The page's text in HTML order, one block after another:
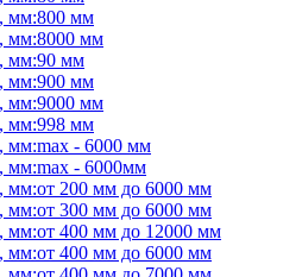
мм:800 мм
мм:8000 мм
мм:90 мм
мм:900 мм
мм:9000 мм
мм:998 мм
мм:max - 6000 мм
мм:max - 6000мм
мм:от 200 мм до 6000 мм
мм:от 300 мм до 6000 мм
мм:от 400 мм до 12000 мм
мм:от 400 мм до 6000 мм